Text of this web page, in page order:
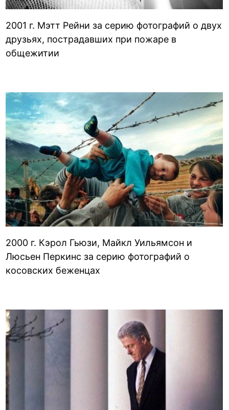
2001 г. Мэтт Рейни за серию фотографий о двух
друзьях, пострадавших при пожаре в
общежитии
2000 г. Кэрол Гьюзи, Майкл Уильямсон и
Люсьен Перкинс за серию фотографий о
косовских беженцах